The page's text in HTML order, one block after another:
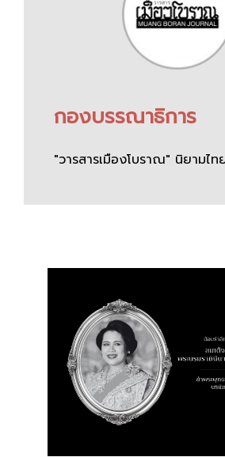
กองบรรณาธิการ
"วารสารเมืองโบราณ" นิยามไท